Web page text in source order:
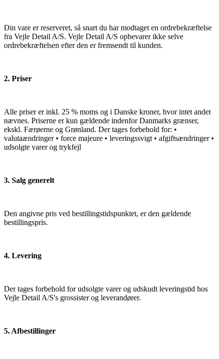
Din vare er reserveret, så snart du har modtaget en ordrebekræftelse
fra Vejle Detail A/S. Vejle Detail A/S opbevarer ikke selve
ordrebekræftelsen efter den er fremsendt til kunden.
2. Priser
Alle priser er inkl. 25 % moms og i Danske kroner, hvor intet andet
nævnes. Priserne er kun gældende indenfor Danmarks grænser,
ekskl. Færøerne og Grønland. Der tages forbehold for: •
valutaændringer • force majeure • leveringssvigt • afgiftsændringer •
udsolgte varer og trykfejl
3. Salg generelt
Den angivne pris ved bestillingstidspunktet, er den gældende
bestillingspris.
4. Levering
Der tages forbehold for udsolgte varer og udskudt leveringstid hos
Vejle Detail A/S's grossister og leverandører.
5. Afbestillinger